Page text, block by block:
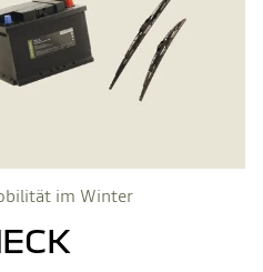
im Winter